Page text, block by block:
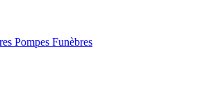
Pompes Funèbres